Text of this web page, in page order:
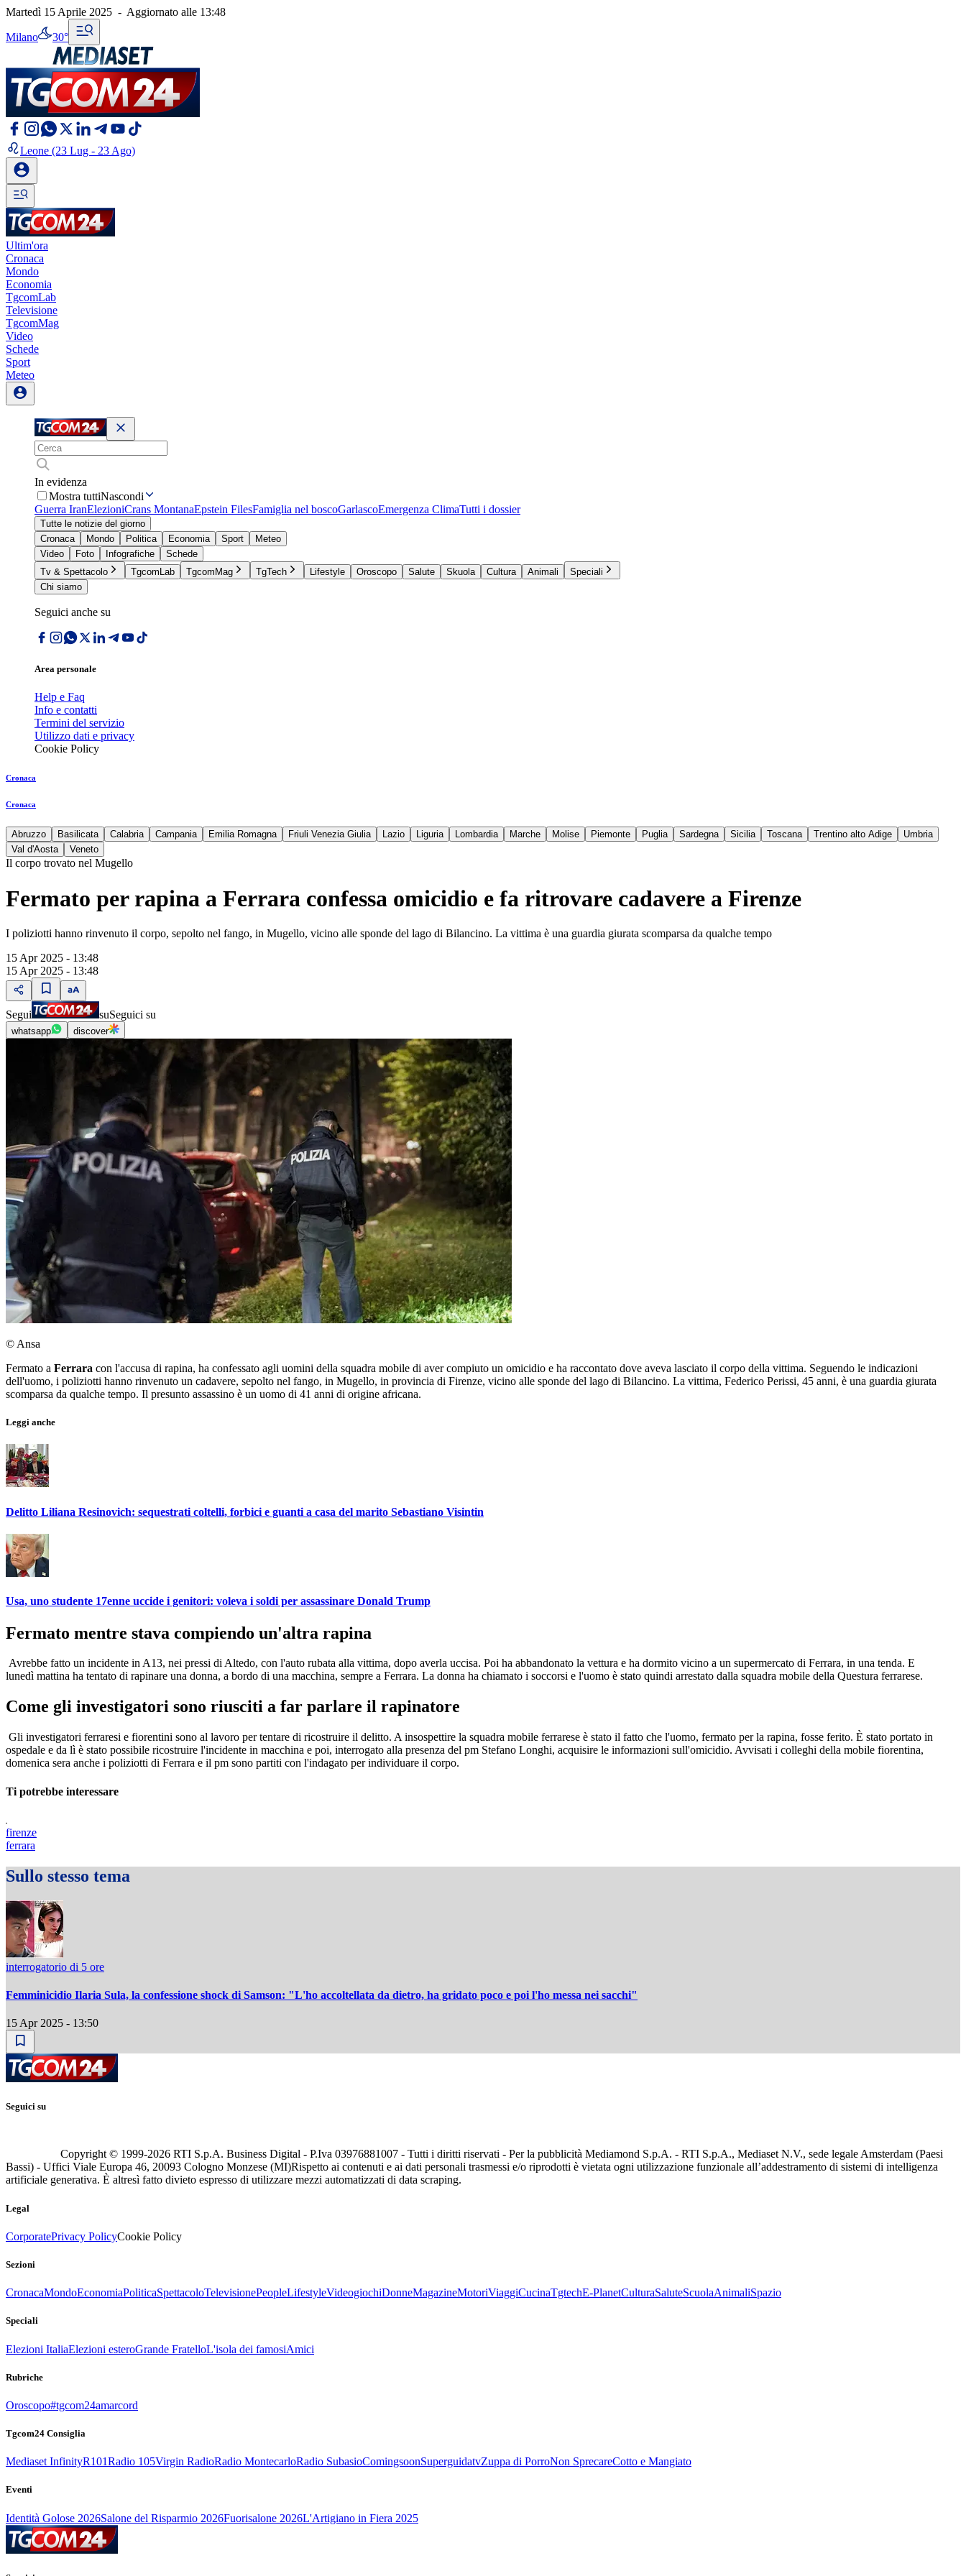
Martedì 15 Aprile 2025 - Aggiornato alle 13:48
Milano 30°
Leone (23 Lug - 23 Ago)
Ultim'ora
Cronaca
Mondo
Economia
TgcomLab
Televisione
TgcomMag
Video
Schede
Sport
Meteo
In evidenza
Mostra tuttiNascondi
Guerra IranElezioniCrans MontanaEpstein FilesFamiglia nel boscoGarlascoEmergenza ClimaTutti i dossier
Tutte le notizie del giorno
Cronaca
Mondo Politica Economia Sport
Meteo
Video
Foto Infografiche
Schede
Tv & Spettacolo
TgcomLab TgcomMag TgTech Lifestyle Oroscopo Salute Skuola Cultura Animali
Speciali
Chi siamo
Seguici anche su
Area personale
Help e Faq
Info e contatti
Termini del servizio
Utilizzo dati e privacy
Cookie Policy
Cronaca
Cronaca
Abruzzo Basilicata Calabria Campania Emilia Romagna Friuli Venezia Giulia Lazio Liguria Lombardia Marche Molise Piemonte Puglia Sardegna Sicilia Toscana Trentino alto Adige
Umbria
Val d'Aosta
Veneto
Il corpo trovato nel Mugello
Fermato per rapina a Ferrara confessa omicidio e fa ritrovare cadavere a Firenze
I poliziotti hanno rinvenuto il corpo, sepolto nel fango, in Mugello, vicino alle sponde del lago di Bilancino. La vittima è una guardia giurata scomparsa da qualche tempo
15 Apr 2025 - 13:48
15 Apr 2025 - 13:48
Segui suSeguici su
whatsapp discover
© Ansa
Fermato a Ferrara con l'accusa di rapina, ha confessato agli uomini della squadra mobile di aver compiuto un omicidio e ha raccontato dove aveva lasciato il corpo della vittima. Seguendo le indicazioni
dell'uomo, i poliziotti hanno rinvenuto un cadavere, sepolto nel fango, in Mugello, in provincia di Firenze, vicino alle sponde del lago di Bilancino. La vittima, Federico Perissi, 45 anni, è una guardia giurata
scomparsa da qualche tempo. Il presunto assassino è un uomo di 41 anni di origine africana.
Leggi anche
Delitto Liliana Resinovich: sequestrati coltelli, forbici e guanti a casa del marito Sebastiano Visintin
Usa, uno studente 17enne uccide i genitori: voleva i soldi per assassinare Donald Trump
Fermato mentre stava compiendo un'altra rapina
Avrebbe fatto un incidente in A13, nei pressi di Altedo, con l'auto rubata alla vittima, dopo averla uccisa. Poi ha abbandonato la vettura e ha dormito vicino a un supermercato di Ferrara, in una tenda. E
lunedì mattina ha tentato di rapinare una donna, a bordo di una macchina, sempre a Ferrara. La donna ha chiamato i soccorsi e l'uomo è stato quindi arrestato dalla squadra mobile della Questura ferrarese.
Come gli investigatori sono riusciti a far parlare il rapinatore
Gli investigatori ferraresi e fiorentini sono al lavoro per tentare di ricostruire il delitto. A insospettire la squadra mobile ferrarese è stato il fatto che l'uomo, fermato per la rapina, fosse ferito. È stato portato in
ospedale e da lì è stato possibile ricostruire l'incidente in macchina e poi, interrogato alla presenza del pm Stefano Longhi, acquisire le informazioni sull'omicidio. Avvisati i colleghi della mobile fiorentina,
domenica sera anche i poliziotti di Ferrara e il pm sono partiti con l'indagato per individuare il corpo.
Ti potrebbe interessare
firenze
ferrara
Sullo stesso tema
interrogatorio di 5 ore
Femminicidio Ilaria Sula, la confessione shock di Samson: "L'ho accoltellata da dietro, ha gridato poco e poi l'ho messa nei sacchi"
15 Apr 2025 - 13:50
Seguici su
Copyright © 1999-2026 RTI S.p.A. Business Digital - P.Iva 03976881007 - Tutti i diritti riservati - Per la pubblicità Mediamond S.p.A. - RTI S.p.A., Mediaset N.V., sede legale Amsterdam (Paesi
Bassi) - Uffici Viale Europa 46, 20093 Cologno Monzese (MI)Rispetto ai contenuti e ai dati personali trasmessi e/o riprodotti è vietata ogni utilizzazione funzionale all’addestramento di sistemi di intelligenza
artificiale generativa. È altresì fatto divieto espresso di utilizzare mezzi automatizzati di data scraping.
Legal
CorporatePrivacy PolicyCookie Policy
Sezioni
CronacaMondoEconomiaPoliticaSpettacoloTelevisionePeopleLifestyleVideogiochiDonneMagazineMotoriViaggiCucinaTgtechE-PlanetCulturaSaluteScuolaAnimaliSpazio
Speciali
Elezioni ItaliaElezioni esteroGrande FratelloL'isola dei famosiAmici
Rubriche
Oroscopo#tgcom24amarcord
Tgcom24 Consiglia
Mediaset InfinityR101Radio 105Virgin RadioRadio MontecarloRadio SubasioComingsoonSuperguidatvZuppa di PorroNon SprecareCotto e Mangiato
Eventi
Identità Golose 2026Salone del Risparmio 2026Fuorisalone 2026L'Artigiano in Fiera 2025